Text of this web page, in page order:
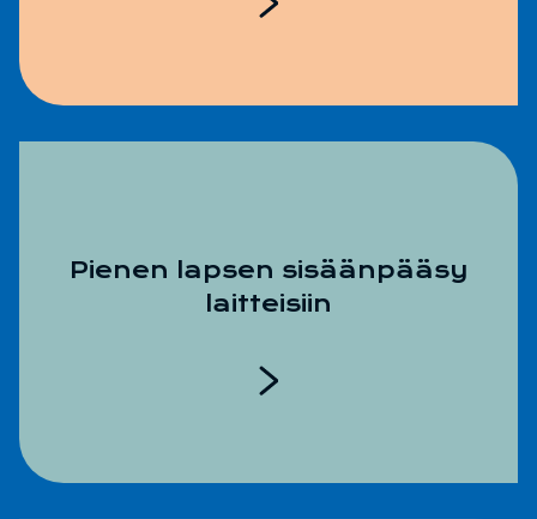
Pienen lapsen sisäänpääsy
laitteisiin